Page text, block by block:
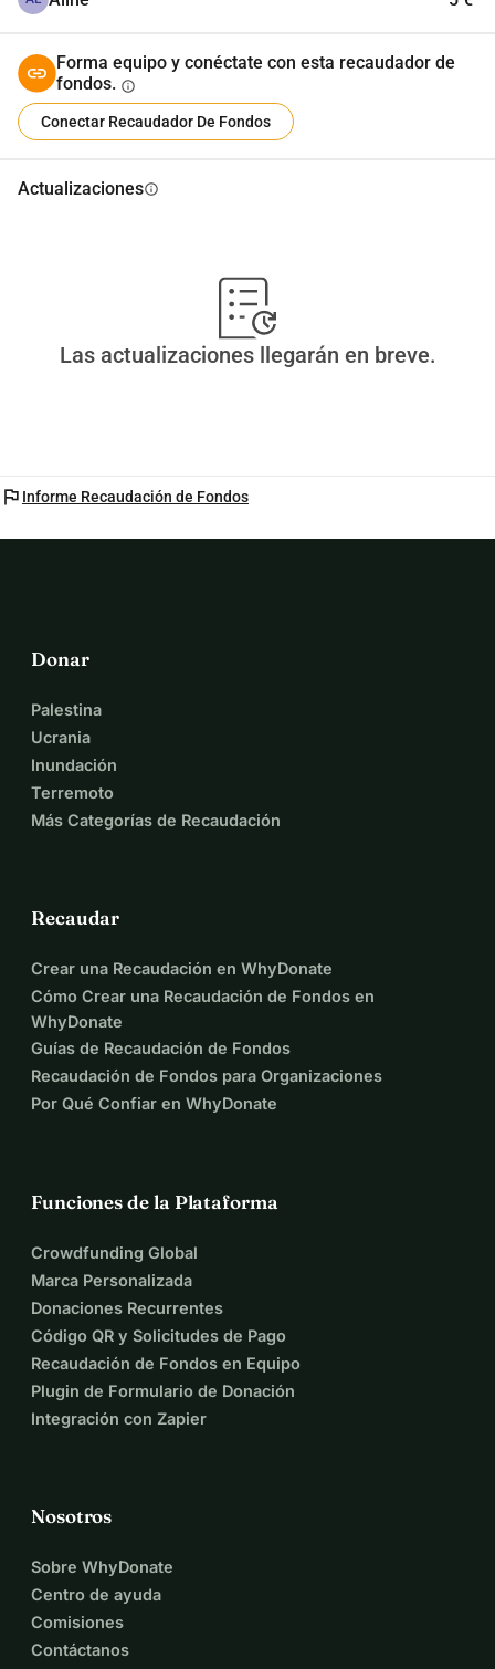
Forma equipo y conéctate con esta recaudador de
fondos. info
Conectar Recaudador De Fondos
Actualizacionesinfo
Las actualizaciones llegarán en breve.
flag Informe Recaudación de Fondos
Donar
Palestina
Ucrania
Inundación
Terremoto
Más Categorías de Recaudación
Recaudar
Crear una Recaudación en WhyDonate
Cómo Crear una Recaudación de Fondos en
WhyDonate
Guías de Recaudación de Fondos
Recaudación de Fondos para Organizaciones
Por Qué Confiar en WhyDonate
Funciones de la Plataforma
Crowdfunding Global
Marca Personalizada
Donaciones Recurrentes
Código QR y Solicitudes de Pago
Recaudación de Fondos en Equipo
Plugin de Formulario de Donación
Integración con Zapier
Nosotros
Sobre WhyDonate
Centro de ayuda
Comisiones
Contáctanos